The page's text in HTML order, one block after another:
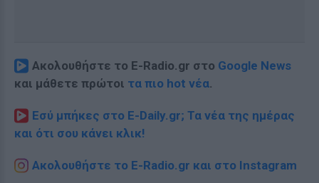
Ακολουθήστε το E-Radio.gr στο Google News
και μάθετε πρώτοι τα πιο hot νέα.
Εσύ μπήκες στο E-Daily.gr; Τα νέα της ημέρας
και ότι σου κάνει κλικ!
Ακολουθήστε το E-Radio.gr και στο Instagram